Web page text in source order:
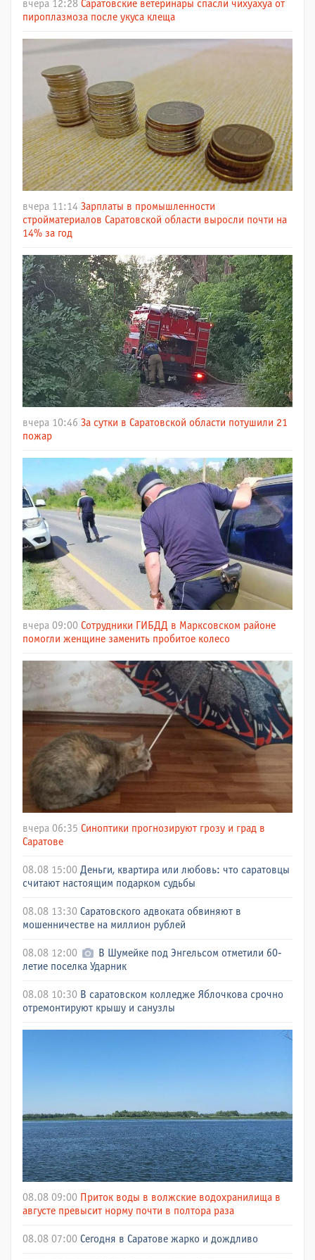
вчера 12:28 Саратовские ветеринары спасли чихуахуа от
пироплазмоза после укуса клеща
вчера 11:14 Зарплаты в промышленности
стройматериалов Саратовской области выросли почти на
14% за год
вчера 10:46 За сутки в Саратовской области потушили 21
пожар
вчера 09:00 Сотрудники ГИБДД в Марксовском районе
помогли женщине заменить пробитое колесо
вчера 06:35 Синоптики прогнозируют грозу и град в
Саратове
08.08 15:00 Деньги, квартира или любовь: что саратовцы
считают настоящим подарком судьбы
08.08 13:30 Саратовского адвоката обвиняют в
мошенничестве на миллион рублей
08.08 12:00
В Шумейке под Энгельсом отметили 60-
летие поселка Ударник
08.08 10:30 В саратовском колледже Яблочкова срочно
отремонтируют крышу и санузлы
08.08 09:00 Приток воды в волжские водохранилища в
августе превысит норму почти в полтора раза
08.08 07:00 Сегодня в Саратове жарко и дождливо